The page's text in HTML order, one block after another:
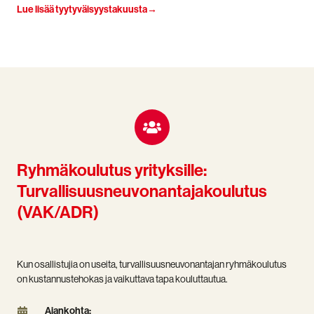
Lue lisää tyytyväisyystakuusta→
Ryhmäkoulutus yrityksille:
Turvallisuusneuvonantajakoulutus
(VAK/ADR)
Kun osallistujia on useita,turvallisuusneuvonantajan ryhmäkoulutus
on kustannustehokas ja vaikuttava tapa kouluttautua.
Ajankohta:
Ajankohta: